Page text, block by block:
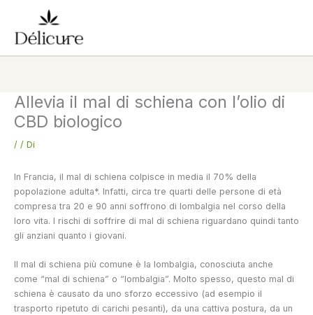
contenuto
Allevia il mal di schiena con l’olio di
CBD biologico
/ / Di
In Francia, il mal di schiena colpisce in media il 70% della
popolazione adulta*. Infatti, circa tre quarti delle persone di età
compresa tra 20 e 90 anni soffrono di lombalgia nel corso della
loro vita. I rischi di soffrire di mal di schiena riguardano quindi tanto
gli anziani quanto i giovani.
Il mal di schiena più comune è la lombalgia, conosciuta anche
come “mal di schiena” o “lombalgia”. Molto spesso, questo mal di
schiena è causato da uno sforzo eccessivo (ad esempio il
trasporto ripetuto di carichi pesanti), da una cattiva postura, da un